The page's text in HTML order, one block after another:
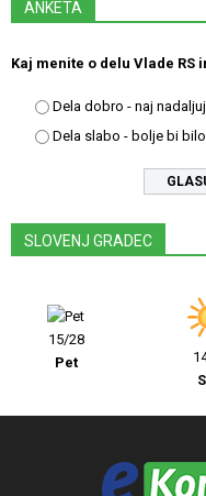
ANKETA
Kaj menite o delu Vlade RS
Dela dobro - naj
Dela slabo - bolje bi
SLOVENJ GRADEC
15/28
Pet